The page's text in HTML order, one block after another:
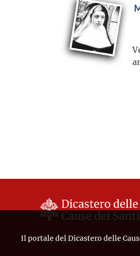
Copyright © 2019-2026
Il portale del Dicastero delle